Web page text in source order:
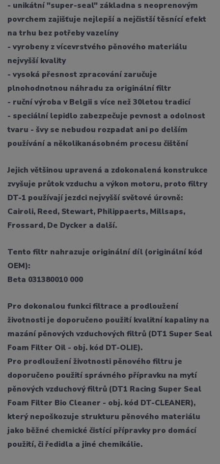
- unikátní "super-seal" základna s neoprenovým
povrchem zajišťuje nejlepší a nejčistší těsnící efekt
na trhu bez potřeby vazelíny
- vyrobeny z vícevrstvého pěnového materiálu
nejvyšší kvality
- vysoká přesnost zpracování zaručuje
plnohodnotnou náhradu za originální filtr
- ruční výroba v Belgii s více než 30letou tradicí
- speciální lepidlo zabezpečuje pevnost a odolnost
tvaru - švy se nebudou rozpadat ani po delším
používání a několikanásobném procesu čištění
Jejich většinou upravená a zdokonalená konstrukce
zvyšuje průtok vzduchu a výkon motoru, proto filtry
DT-1 používají jezdci nejvyšší světové úrovně:
Cairoli, Reed, Stewart, Philippaerts, Millsaps,
Frossard, De Dycker a další.
Tento filtr nahrazuje originální díl (originální kód
OEM):
Beta 031380010 000
Pro dokonalou funkci filtrace a prodloužení
životnosti je doporučeno použití kvalitní kapaliny na
mazání pěnových vzduchových filtrů (DT1 Super Seal
Foam Filter Oil - obj. kód DT-OLIE).
Pro prodloužení životnosti pěnového filtru je
doporučeno použití správného přípravku na mytí
pěnových vzduchový filtrů (DT1 Racing Super Seal
Foam Filter Bio Cleaner - obj. kód DT-CLEANER),
který nepoškozuje strukturu pěnového materiálu
jako běžné chemické čistící přípravky pro domácí
použití, či ředidla a jiné chemikálie.